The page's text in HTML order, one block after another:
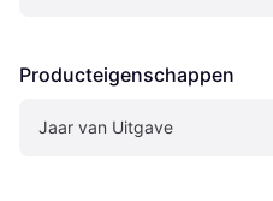
Producteigenschappen
Jaar van Uitgave